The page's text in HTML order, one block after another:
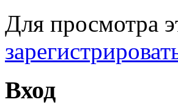
Для просмотра
Вход